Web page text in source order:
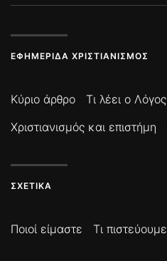
ΕΦΗΜΕΡΊΔΑ ΧΡΙΣΤΙΑΝΙΣΜΌΣ
Κύριο άρθρο Τι λέει ο
Χριστιανισμός και επιστήμη
ΣΧΕΤΙΚΆ
Ποιοί είμαστε Τι πιστεύουμε